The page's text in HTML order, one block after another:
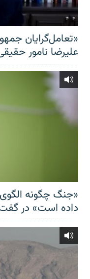
«تعامل‌گرایان
علیرضا نامور
«جنگ چگونه الگوی
داده است» در